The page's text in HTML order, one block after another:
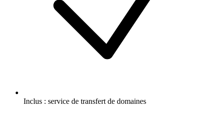
Inclus : service de transfert de domaines